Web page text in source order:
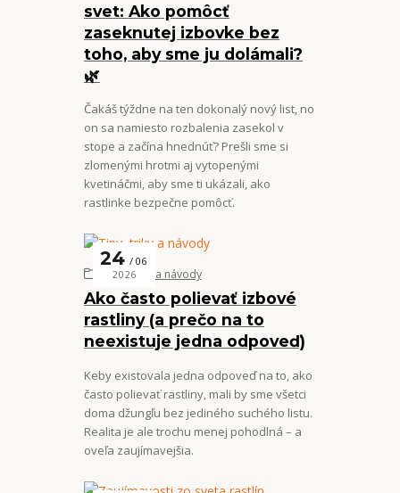
svet: Ako pomôcť
zaseknutej izbovke bez
toho, aby sme ju dolámali?
🌿
Čakáš týždne na ten dokonalý nový list, no
on sa namiesto rozbalenia zasekol v
stope a začína hnednúť? Prešli sme si
zlomenými hrotmi aj vytopenými
kvetináčmi, aby sme ti ukázali, ako
rastlinke bezpečne pomôcť.
Ako často polievať izbové
rastliny (a prečo na to
neexistuje jedna odpoveď)
24
06
2026
Tipy, triky a návody
Keby existovala jedna odpoveď na to, ako
často polievať rastliny, mali by sme všetci
doma džungľu bez jediného suchého listu.
Realita je ale trochu menej pohodlná – a
oveľa zaujímavejšia.